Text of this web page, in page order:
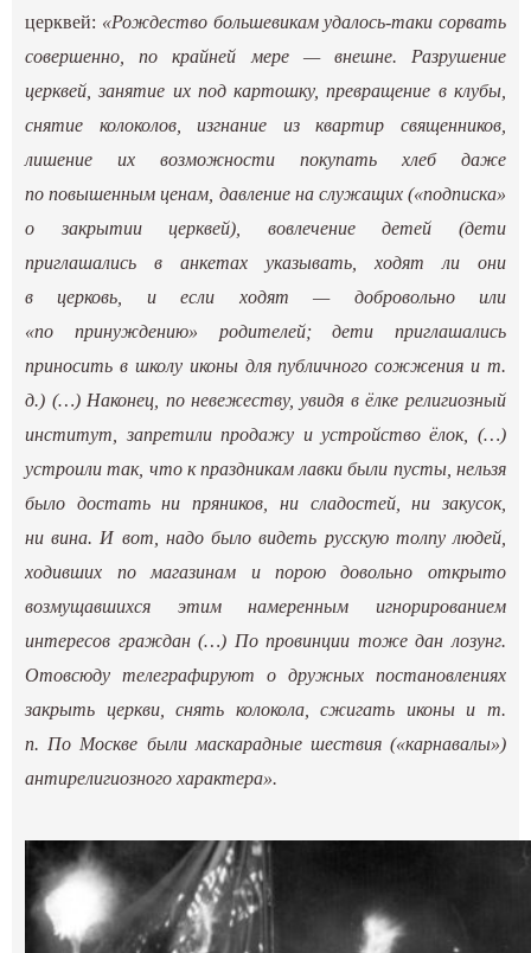
церквей: «Рождество большевикам удалось-таки сорвать
совершенно, по крайней мере — внешне. Разрушение
церквей, занятие их под картошку, превращение в клубы,
снятие колоколов, изгнание из квартир священников,
лишение их возможности покупать хлеб даже
по повышенным ценам, давление на служащих («подписка»
о закрытии церквей), вовлечение детей (дети
приглашались в анкетах указывать, ходят ли они
в церковь, и если ходят — добровольно или
«по принуждению» родителей; дети приглашались
приносить в школу иконы для публичного сожжения и т.
д.) (…) Наконец, по невежеству, увидя в ёлке религиозный
институт, запретили продажу и устройство ёлок, (…)
устроили так, что к праздникам лавки были пусты, нельзя
было достать ни пряников, ни сладостей, ни закусок,
ни вина. И вот, надо было видеть русскую толпу людей,
ходивших по магазинам и порою довольно открыто
возмущавшихся этим намеренным игнорированием
интересов граждан (…) По провинции тоже дан лозунг.
Отовсюду телеграфируют о дружных постановлениях
закрыть церкви, снять колокола, сжигать иконы и т.
п. По Москве были маскарадные шествия («карнавалы»)
антирелигиозного характера».